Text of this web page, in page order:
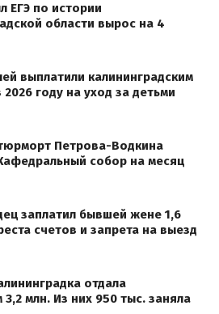
ЕГЭ по истории
области вырос на 4
выплатили калининградским
году на уход за детьми
Петрова-Водкина
собор на месяц
заплатил бывшей жене 1,6
счетов и запрета на выезд
отдала
млн. Из них 950 тыс. заняла